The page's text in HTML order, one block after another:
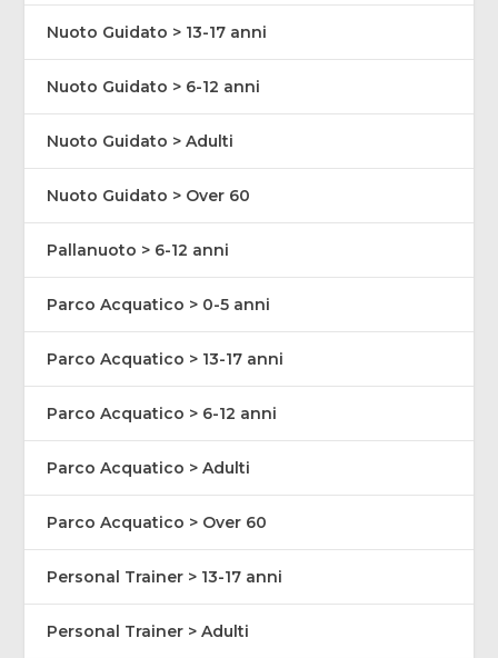
Nuoto Guidato > 13-17 anni
Nuoto Guidato > 6-12 anni
Nuoto Guidato > Adulti
Nuoto Guidato > Over 60
Pallanuoto > 6-12 anni
Parco Acquatico > 0-5 anni
Parco Acquatico > 13-17 anni
Parco Acquatico > 6-12 anni
Parco Acquatico > Adulti
Parco Acquatico > Over 60
Personal Trainer > 13-17 anni
Personal Trainer > Adulti